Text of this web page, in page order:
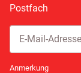
Postfach
Anmerkung